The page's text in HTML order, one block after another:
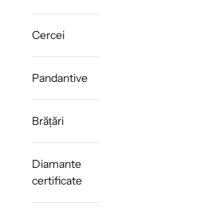
Cercei
Pandantive
Brățări
Diamante
certificate